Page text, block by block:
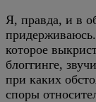
Я, правда, и в
которое
блоггинге,
при каких
споры